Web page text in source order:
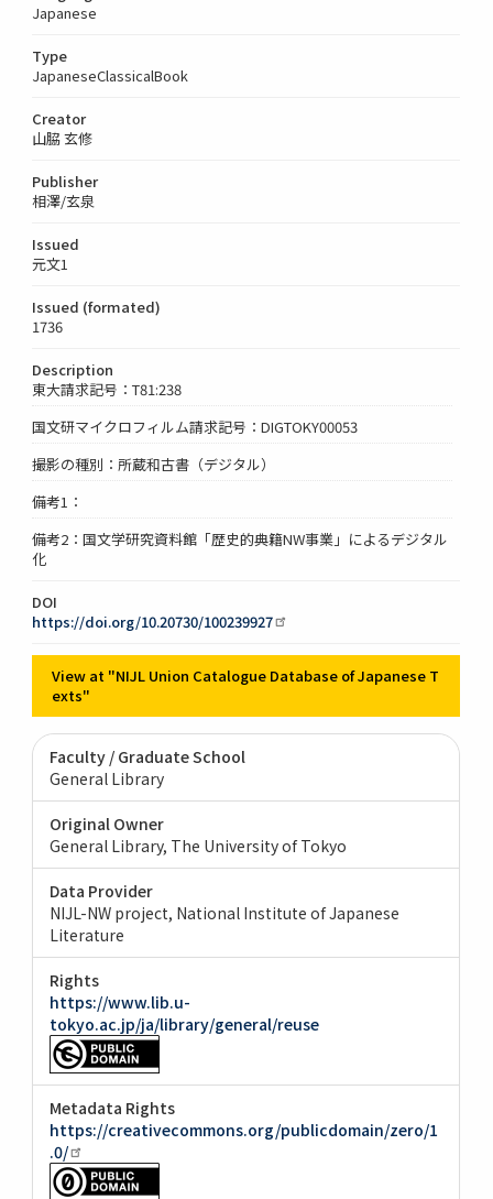
Japanese
Type
JapaneseClassicalBook
Creator
山脇 玄修
Publisher
相澤/玄泉
Issued
元文1
Issued (formated)
1736
Description
東大請求記号：T81:238
国文研マイクロフィルム請求記号：DIGTOKY00053
撮影の種別：所蔵和古書（デジタル）
備考1：
備考2：国文学研究資料館「歴史的典籍NW事業」によるデジタル
化
DOI
https://doi.org/10.20730/100239927
View at "NIJL Union Catalogue Database of Japanese T
exts"
Faculty / Graduate School
General Library
Original Owner
General Library, The University of Tokyo
Data Provider
NIJL-NW project, National Institute of Japanese
Literature
Rights
https://www.lib.u-
tokyo.ac.jp/ja/library/general/reuse
Metadata Rights
https://creativecommons.org/publicdomain/zero/1
.0/